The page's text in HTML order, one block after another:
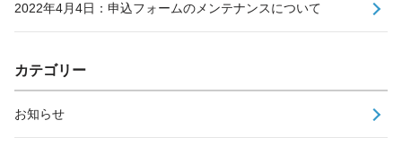
2022年4月4日：申込フォームのメンテナンスについて
カテゴリー
お知らせ